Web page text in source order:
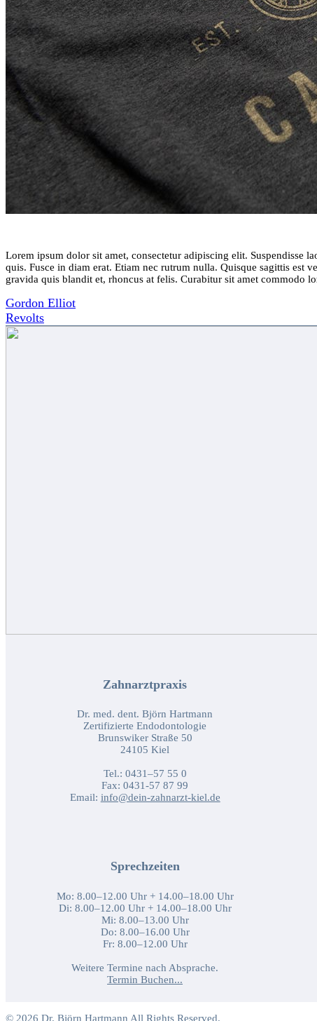
Lorem ipsum dolor sit amet, consectetur adipiscing elit. Suspendisse
quis. Fusce in diam erat. Etiam nec rutrum nulla. Quisque sagittis est
gravida quis blandit et, rhoncus at felis. Curabitur sit amet commodo
Post
navigation
Gordon Elliot
Revolts
Zahnarztpraxis
Dr. med. dent. Björn Hartmann
Zertifizierte Endodontologie
Brunswiker Straße 50
24105 Kiel
Tel.: 0431–57 55 0
Fax: 0431-57 87 99
Email: info@dein-zahnarzt-kiel.de
Sprechzeiten
Mo: 8.00–12.00 Uhr + 14.00–18.00 Uhr
Di: 8.00–12.00 Uhr + 14.00–18.00 Uhr
Mi: 8.00–13.00 Uhr
Do: 8.00–16.00 Uhr
Fr: 8.00–12.00 Uhr
Weitere Termine nach Absprache.
Termin Buchen...
© 2026 Dr. Björn Hartmann All Rights Reserved.